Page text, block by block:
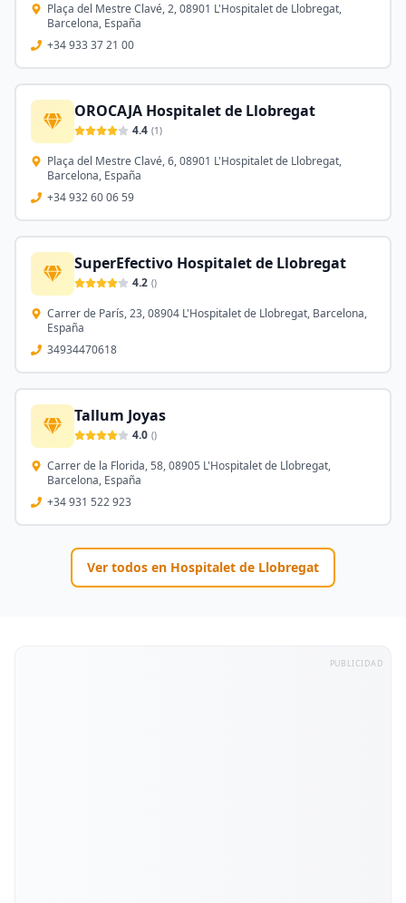
Plaça del Mestre Clavé, 2, 08901 L'Hospitalet de Llobregat,
Barcelona, España
+34 933 37 21 00
OROCAJA Hospitalet de Llobregat
4.4 (1)
Plaça del Mestre Clavé, 6, 08901 L'Hospitalet de Llobregat,
Barcelona, España
+34 932 60 06 59
SuperEfectivo Hospitalet de Llobregat
4.2 ()
Carrer de París, 23, 08904 L'Hospitalet de Llobregat, Barcelona,
España
34934470618
Tallum Joyas
4.0 ()
Carrer de la Florida, 58, 08905 L'Hospitalet de Llobregat,
Barcelona, España
+34 931 522 923
Ver todos en Hospitalet de Llobregat
PUBLICIDAD